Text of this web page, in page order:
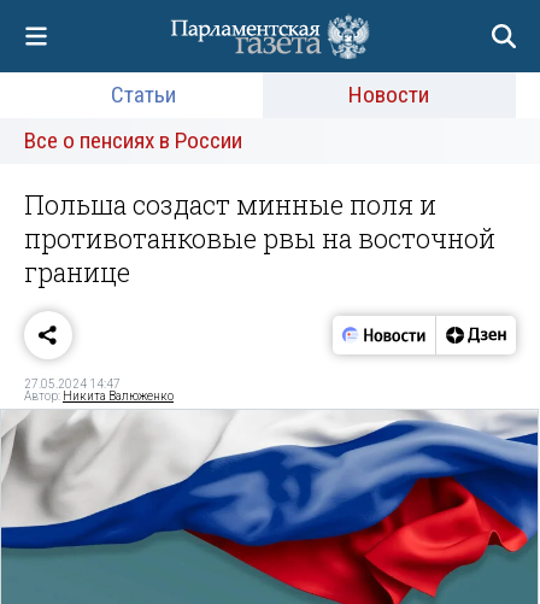
Статьи
Новости
Все о пенсиях в России
Польша создаст минные поля и
противотанковые рвы на восточной
границе
27.05.2024 14:47
Автор: Никита Валюженко